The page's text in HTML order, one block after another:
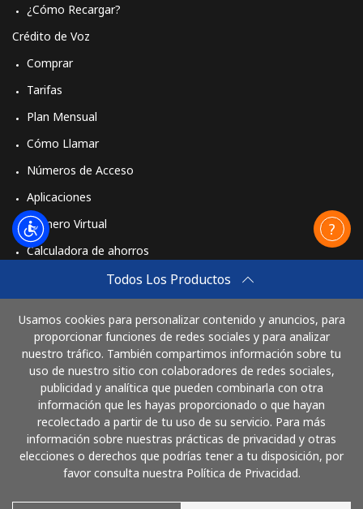
Todos Los Productos
Usamos cookies para personalizar contenido y anuncios, para
proporcionar funciones de redes sociales y para analizar
nuestro tráfico. También compartimos información sobre tu
uso de nuestro sitio con colaboradores de redes sociales,
publicidad y analítica que pueden combinarla con otra
información que les hayas proporcionado o que hayan
recolectado a partir de tu uso de su servicio. Para más
información sobre nuestras prácticas de privacidad y otras
elecciones o derechos que podrías tener a tu disposición, por
favor consulta nuestra Política de Privacidad.
¿Cómo Recargar?
Crédito de Voz
Comprar
Tarifas
Plan Mensual
Cómo Llamar
Números de Acceso
Aplicaciones
Número Virtual
Calculadora de ahorros
Comprar
Cómo funciona
Paga con